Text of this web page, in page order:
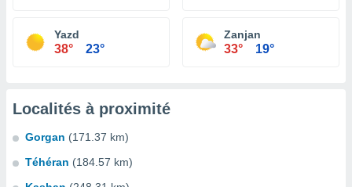
Yazd
38° 23°
Zanjan
33° 19°
Localités à proximité
Gorgan (171.37 km)
Téhéran (184.57 km)